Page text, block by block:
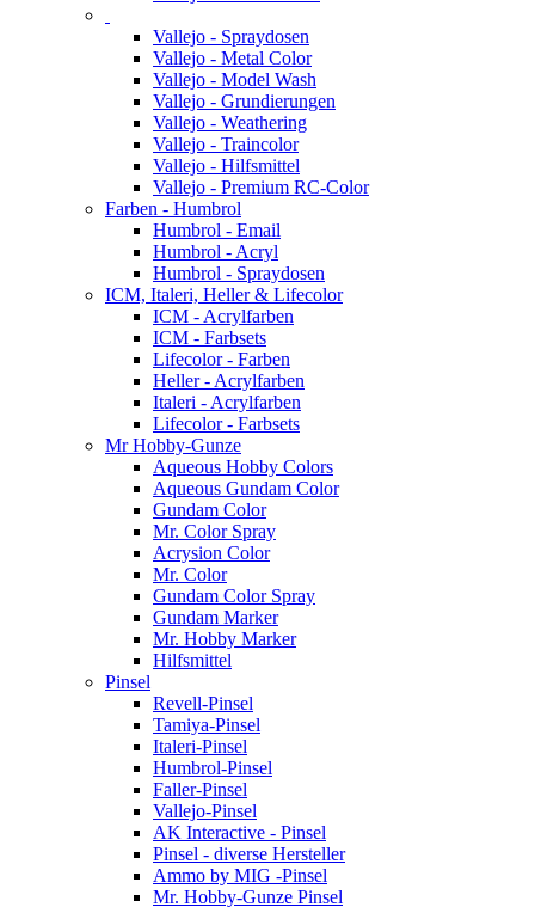
Vallejo - Spraydosen
Vallejo - Metal Color
Vallejo - Model Wash
Vallejo - Grundierungen
Vallejo - Weathering
Vallejo - Traincolor
Vallejo - Hilfsmittel
Vallejo - Premium RC-Color
Farben - Humbrol
Humbrol - Email
Humbrol - Acryl
Humbrol - Spraydosen
ICM, Italeri, Heller & Lifecolor
ICM - Acrylfarben
ICM - Farbsets
Lifecolor - Farben
Heller - Acrylfarben
Italeri - Acrylfarben
Lifecolor - Farbsets
Mr Hobby-Gunze
Aqueous Hobby Colors
Aqueous Gundam Color
Gundam Color
Mr. Color Spray
Acrysion Color
Mr. Color
Gundam Color Spray
Gundam Marker
Mr. Hobby Marker
Hilfsmittel
Pinsel
Revell-Pinsel
Tamiya-Pinsel
Italeri-Pinsel
Humbrol-Pinsel
Faller-Pinsel
Vallejo-Pinsel
AK Interactive - Pinsel
Pinsel - diverse Hersteller
Ammo by MIG -Pinsel
Mr. Hobby-Gunze Pinsel